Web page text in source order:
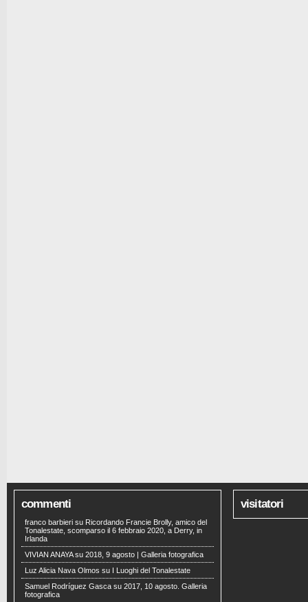
commenti
franco barbieri su Ricordando Francie Brolly, amico del
Tonalestate, scomparso il 6 febbraio 2020, a Derry, in
Irlanda
VIVIAN ANAYAsu 2018, 9 agosto | Galleria fotografica
Luz Alicia Nava Olmos su
I Luoghi del Tonalestate
Samuel Rodríguez Gasca su 2017, 10 agosto. Galleria
fotografica
visitatori